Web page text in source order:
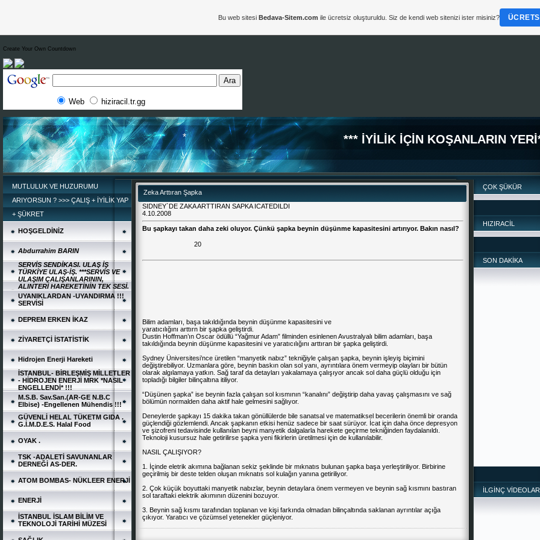
Create Your Own Countdown
Web hiziracil.tr.gg
*** İYİLİK İÇİN KOŞANLARIN
MUTLULUK VE HUZURUMU
ARIYORSUN ? >>> ÇALIŞ + İYİLİK YAP
+ ŞÜKRET
HOŞGELDİNİZ
Abdurrahim BARIN
SERVİS SENDİKASI. ULAŞ İŞ
TÜRKİYE ULAŞ-İŞ. ***SERVİS VE
ULAŞIM ÇALIŞANLARININ,
ALINTERİ HAREKETİNİN TEK SESİ.
UYANIKLARDAN -UYANDIRMA !!!
SERVİSİ
DEPREM ERKEN İKAZ
ZİYARETÇİ İSTATİSTİK
Hidrojen Enerji Hareketi
İSTANBUL- BİRLEŞMİŞ MİLLETLER
- HİDROJEN ENERJİ MRK *NASIL
ENGELLENDİ* !!!
M.S.B. Sav.San.(AR-GE N.B.C
Elbise) -Engellenen Mühendis !!!
GÜVENLİ HELAL TÜKETM GIDA .
G.İ.M.D.E.S. Halal Food
OYAK .
TSK -ADALETİ SAVUNANLAR
DERNEĞİ AS-DER.
ATOM BOMBAS- NÜKLEER ENERJİ
ENERJİ
İSTANBUL İSLAM BİLİM VE
TEKNOLOJİ TARİHİ MÜZESİ
Zeka Arttıran Şapka
SIDNEY`DE ZAKA ARTTIRAN SAPKA ICATEDILDI
4.10.2008
Bu şapkayı takan daha zeki oluyor. Çünkü şapka beynin düşünme kapasitesini artırıyor. Bakın nasıl?
20
Bilim adamları, başa takıldığında beynin düşünme kapasitesini ve
yaratıcılığını arttırn bir şapka geliştirdi.
Dustin Hoffman’ın Oscar ödüllü “Yağmur Adam” filminden esinlenen Avustralyalı bilim adamları, başa
takıldığında beynin düşünme kapasitesini ve yaratıcılığını arttıran bir şapka geliştirdi.
Sydney Üniversitesi’nce üretilen “manyetik nabız” tekniğiyle çalışan şapka, beynin işleyiş biçimini
değiştirebiliyor. Uzmanlara göre, beynin baskın olan sol yanı, ayrıntılara önem vermeyip olayları bir bütün
olarak algılamaya yatkın. Sağ taraf da detayları yakalamaya çalışıyor ancak sol daha güçlü olduğu için
topladığı bilgiler bilinçaltına itiliyor.
“Düşünen şapka” ise beynin fazla çalışan sol kısmının “kanalını” değiştirip daha yavaş çalışmasını ve sağ
bölümün normalden daha aktif hale gelmesini sağlıyor.
Deneylerde şapkayı 15 dakika takan gönüllülerde bile sanatsal ve matematiksel becerilerin önemli bir oranda
güçlendiği gözlemlendi. Ancak şapkanın etkisi henüz sadece bir saat sürüyor. İcat için daha önce depresyon
ve şizofreni tedavisinde kullanılan beyni manyetik dalgalarla harekete geçirme tekniğinden faydalanıldı.
Teknoloji kusursuz hale getirilirse şapka yeni fikirlerin üretilmesi için de kullanılabilir.
NASIL ÇALIŞIYOR?
1. İçinde eletrik akımına bağlanan sekiz şeklinde bir mıknatıs bulunan şapka başa yerleştiriliyor. Birbirine
geçirilmiş bir deste telden oluşan mıknatıs sol kulağın yanına getiriliyor.
2. Çok küçük boyuttaki manyetik nabızlar, beynin detaylara önem vermeyen ve beynin sağ kısmını bastıran
sol taraftaki elektrik akımının düzenini bozuyor.
3. Beynin sağ kısmı tarafından toplanan ve kişi farkında olmadan bilinçaltında saklanan ayrıntılar açığa
çıkıyor. Yaratıcı ve çözümsel yetenekler güçleniyor.
ÇOK ŞÜKÜR
HIZIRACİL
SON DAKİKA
İLGİNÇ VİDEOLAR
Bu web sitesi Bedava-Sitem.com ile ücretsiz oluşturuldu. Siz de kendi web sitenizi ister misiniz?